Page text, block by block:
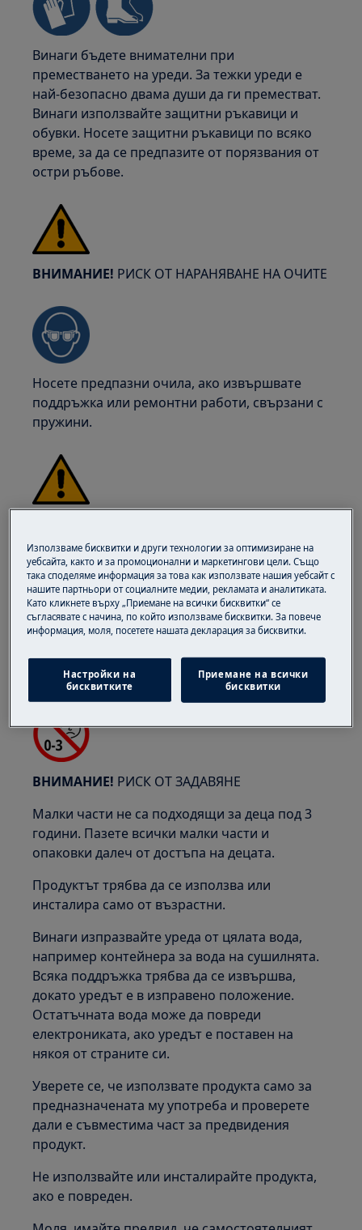
Винаги бъдете внимателни при
преместването на уреди. За тежки уреди е
най-безопасно двама души да ги преместват.
Винаги използвайте защитни ръкавици и
обувки. Носете защитни ръкавици по всяко
време, за да се предпазите от порязвания от
остри ръбове.
ВНИМАНИЕ! РИСК ОТ НАРАНЯВАНЕ НА ОЧИТЕ
Носете предпазни очила, ако извършвате
поддръжка или ремонтни работи, свързани с
пружини.
Носете предпазни ръкавици, ако извършвате
поддръжка или ремонтни работи, свързани с
колани.
ВНИМАНИЕ! РИСК ОТ ЗАДАВЯНЕ
Малки части не са подходящи за деца под 3
години. Пазете всички малки части и
опаковки далеч от достъпа на децата.
Продуктът трябва да се използва или
инсталира само от възрастни.
Винаги изпразвайте уреда от цялата вода,
например контейнера за вода на сушилнята.
Всяка поддръжка трябва да се извършва,
докато уредът е в изправено положение.
Остатъчната вода може да повреди
електрониката, ако уредът е поставен на
някоя от страните си.
Уверете се, че използвате продукта само за
предназначената му употреба и проверете
дали е съвместима част за предвидения
продукт.
Не използвайте или инсталирайте продукта,
ако е повреден.
Използваме бисквитки и други технологии за оптимизиране на
уебсайта, както и за промоционални и маркетингови цели. Също
така споделяме информация за това как използвате нашия уебсайт с
нашите партньори от социалните медии, рекламата и аналитиката.
Като кликнете върху „Приемане на всички бисквитки“ се
съгласявате с начина, по който използваме бисквитки. За повече
информация, моля, посетете нашата декларация за бисквитки.
Настройки на
бисквитките
Приемане на всички
бисквитки